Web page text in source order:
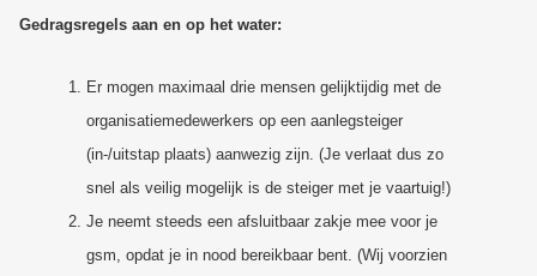
Gedragsregels aan en op het water:
Er mogen maximaal drie mensen gelijktijdig met de
organisatiemedewerkers op een aanlegsteiger
(in-/uitstap plaats) aanwezig zijn. (Je verlaat dus zo
snel als veilig mogelijk is de steiger met je vaartuig!)
Je neemt steeds een afsluitbaar zakje mee voor je
gsm, opdat je in nood bereikbaar bent. (Wij voorzien